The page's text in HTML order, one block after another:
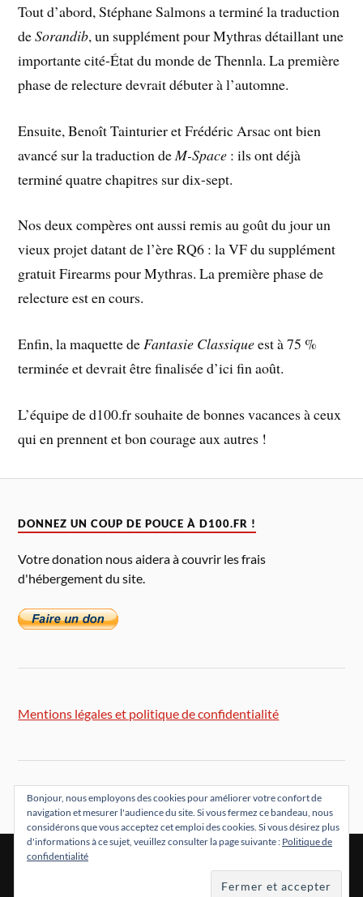
Tout d’abord, Stéphane Salmons a terminé la traduction
deSorandib, un supplément pour Mythras détaillant une
importante cité-État du monde de Thennla. La première
phase de relecture devrait débuter à l’automne.
Ensuite, Benoît Tainturier et Frédéric Arsac ont bien
avancé sur la traduction de M-Space : ils ont déjà
terminé quatre chapitres sur dix-sept.
Nos deux compères ont aussi remis au goût du jour un
vieux projet datant de l’ère RQ6 : la VF du supplément
gratuit Firearms pour Mythras. La première phase de
relecture est en cours.
Enfin, la maquette deFantasie Classiqueest à 75 %
terminée et devrait être finalisée d’ici fin août.
L’équipe de d100.fr souhaite de bonnes vacances à ceux
qui en prennent et bon courage aux autres !
DONNEZ UN COUP DE POUCE À D100.FR !
Votre donation nous aidera à couvrir les frais
d'hébergement du site.
Mentions légales et politique de confidentialité
WORDPRESS & THÈME PAR
ANDERS NORÉN
Bonjour, nous employons des cookies pour améliorer votre confort de
navigation et mesurer l'audience du site. Si vous fermez ce bandeau, nous
considérons que vous acceptez cet emploi des cookies. Si vous désirez plus
d'informations à ce sujet, veuillez consulter la page suivante : Politique de
confidentialité